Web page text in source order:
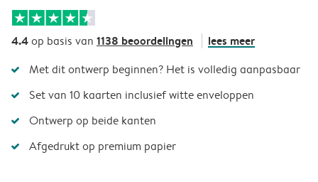
4.4op basis van 1138 beoordelingen lees meer
Met dit ontwerp beginnen? Het is volledig aanpasbaar
Set van 10 kaarten inclusief witte enveloppen
Ontwerp op beide kanten
Afgedrukt op premium papier